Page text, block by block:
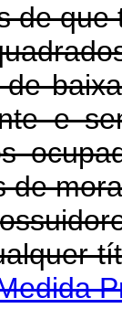
que
e
de